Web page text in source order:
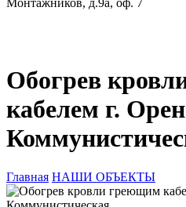
Монтажников, д.9а, оф. 7
Обогрев
кабелем г.
Вы здесь
Главная НАШИ ОБЪЕКТЫ